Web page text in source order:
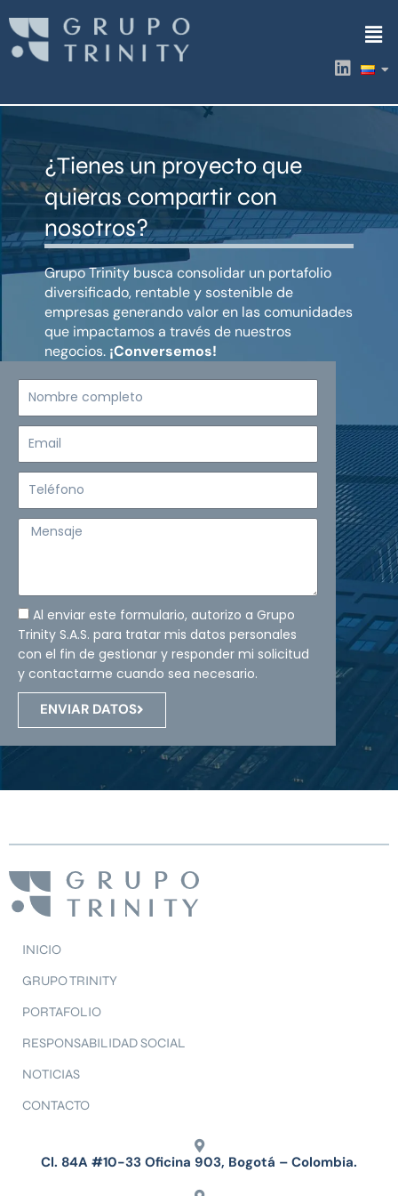
contenido
L
i
k
i
¿Tienes un proyecto que
quieras compartir con
nosotros?
Grupo Trinity busca consolidar un portafolio
diversificado, rentable y sostenible de
empresas generando valor en las comunidades
que impactamos a través de nuestros
negocios. ¡Conversemos!
Mensaje
Al enviar este formulario, autorizo a Grupo
Trinity S.A.S. para tratar mis datos personales
con el fin de gestionar y responder mi solicitud
y contactarme cuando sea necesario.
ENVIAR DATOS
INICIO
GRUPO TRINITY
PORTAFOLIO
RESPONSABILIDAD SOCIAL
NOTICIAS
CONTACTO
Cl. 84A #10-33 Oficina 903, Bogotá – Colombia.